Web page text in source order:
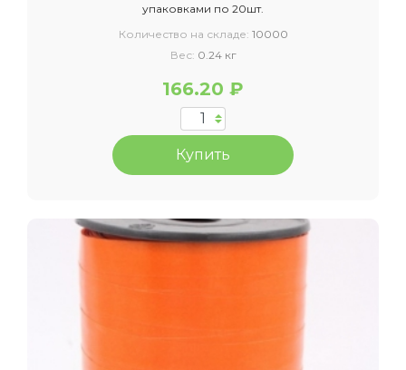
упаковками по 20шт.
Количество на складе: 10000
Вес: 0.24 кг
166.20 ₽
Купить